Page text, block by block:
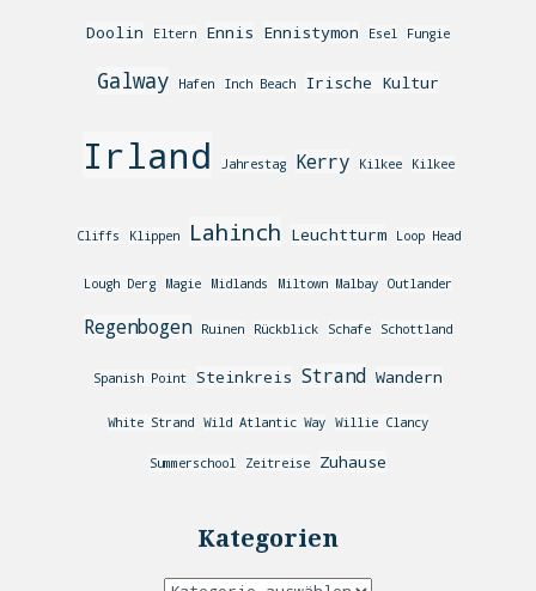
Doolin Eltern Ennis Ennistymon Esel Fungie
Galway Hafen Inch Beach Irische Kultur
Irland Jahrestag Kerry Kilkee Kilkee
Cliffs Klippen Lahinch Leuchtturm Loop Head
Lough Derg Magie Midlands Miltown Malbay Outlander
Regenbogen Ruinen Rückblick Schafe Schottland
Spanish Point Steinkreis Strand Wandern
White Strand Wild Atlantic Way Willie Clancy
Summerschool Zeitreise Zuhause
Kategorien